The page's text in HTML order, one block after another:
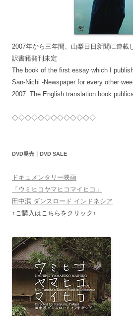
2007年から三年間、山梨日日新聞に連載
訳書籍発刊未定
The book of the first essay which I
San-Nichi -Newspaper for every other
2007. The English translation book
◇◇◇◇◇◇◇◇◇◇◇◇◇
DVD発売｜DVD SALE
ドキュメンタリー映画
「ウミヒコヤマヒコマイヒコ」
田中泯 ダンスロード インドネシア
↑ご購入はこちらをクリック↑